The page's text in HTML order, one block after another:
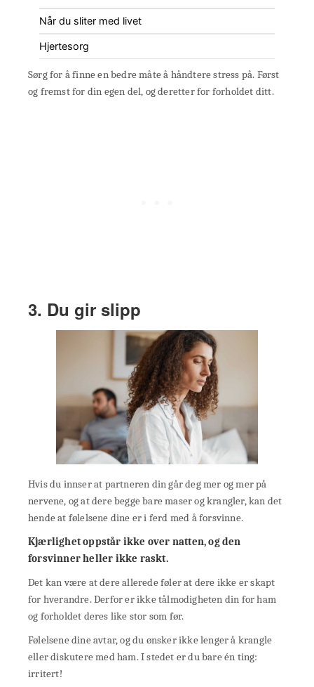
Når du sliter med livet
Hjertesorg
Sørg for å finne en bedre måte å håndtere stress på. Først
og fremst for din egen del, og deretter for forholdet ditt.
3. Du gir slipp
Hvis du innser at partneren din går deg mer og mer på
nervene, og at dere begge bare maser og krangler, kan det
hende at følelsene dine er i ferd med å forsvinne.
Kjærlighet oppstår ikke over natten, og den
forsvinner heller ikke raskt.
Det kan være at dere allerede føler at dere ikke er skapt
for hverandre. Derfor er ikke tålmodigheten din for ham
og forholdet deres like stor som før.
Følelsene dine avtar, og du ønsker ikke lenger å krangle
eller diskutere med ham. I stedet er du bare én ting:
irritert!